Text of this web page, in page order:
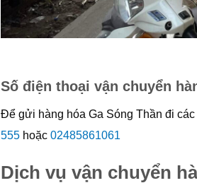
Số điện thoại vận chuyển
Để gửi hàng hóa Ga Sóng Thần đi
555 hoặc 02485861061
Dịch vụ vận chuyển